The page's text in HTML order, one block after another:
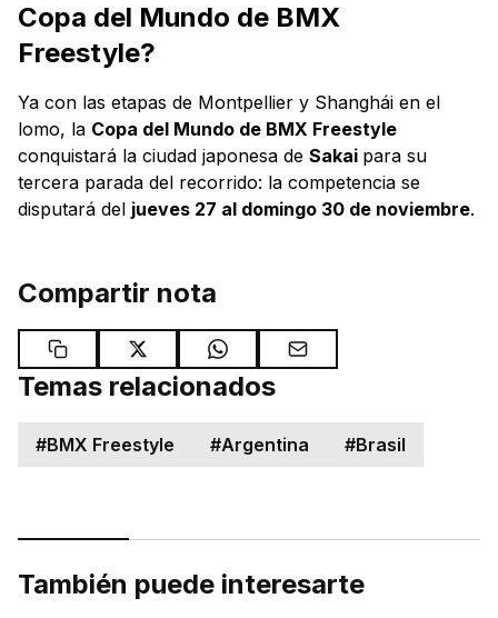
Copa del Mundo de BMX
Freestyle?
Ya con las etapas de Montpellier y Shanghái en el
lomo, la Copa del Mundo de BMX Freestyle
conquistará la ciudad japonesa de Sakai para su
tercera parada del recorrido: la competencia se
disputará del jueves 27 al domingo 30 de noviembre.
Compartir nota
Temas relacionados
#BMX Freestyle #Argentina #Brasil
También puede interesarte